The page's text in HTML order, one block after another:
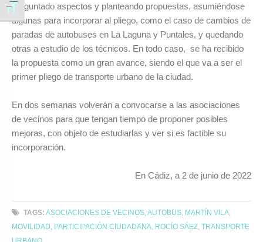
Alternar tamaño de letra
preguntado aspectos y planteando propuestas, asumiéndose
algunas para incorporar al pliego, como el caso de cambios de
paradas de autobuses en La Laguna y Puntales, y quedando
otras a estudio de los técnicos. En todo caso, se ha recibido
la propuesta como un gran avance, siendo el que va a ser el
primer pliego de transporte urbano de la ciudad.
En dos semanas volverán a convocarse a las asociaciones
de vecinos para que tengan tiempo de proponer posibles
mejoras, con objeto de estudiarlas y ver si es factible su
incorporación.
En Cádiz, a 2 de junio de 2022
TAGS: ASOCIACIONES DE VECINOS ,AUTOBUS MARTÍN VILA
MOVILIDAD
PARTICIPACIÓN CIUDADANA ROCÍO SÁEZ TRANSPORTE